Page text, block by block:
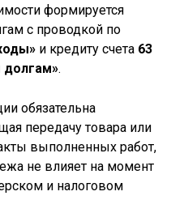
формируется
с проводкой по
и кредиту счета 63
долгам».
обязательна
передачу товара или
выполненных работ,
не влияет на момент
и налоговом